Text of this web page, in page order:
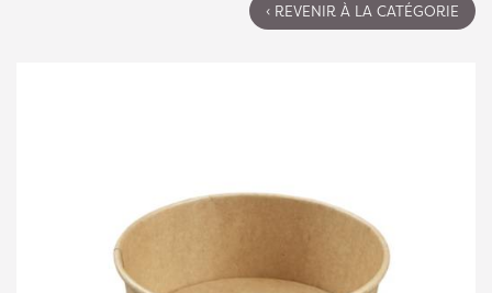
‹ REVENIR À LA CATÉGORIE